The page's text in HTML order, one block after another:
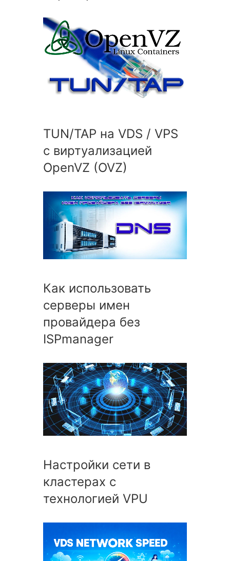
TUN/TAP на VDS / VPS
с виртуализацией
OpenVZ (OVZ)
Как использовать
серверы имен
провайдера без
ISPmanager
Настройки сети в
кластерах с
технологией VPU